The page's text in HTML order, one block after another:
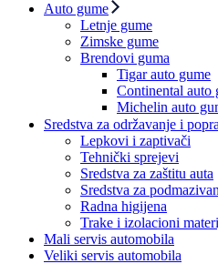
Auto gume
Letnje gume
Zimske gume
Brendovi guma
Tigar auto gume
Continental auto
Michelin auto
Sredstva za održavanje i
Lepkovi i zaptivači
Tehnički sprejevi
Sredstva za zaštitu auta
Sredstva za
Radna higijena
Trake i izolacioni
Mali servis automobila
Veliki servis automobila